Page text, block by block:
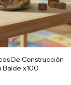
De Construcción
Balde x100